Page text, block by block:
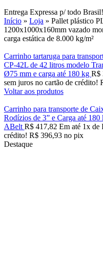
Entrega Expressa p/ todo Brasil!
Início » Loja » Pallet plástico
1200x1000x160mm vazado
carga estática de 8.000 kg/m²
Carrinho tartaruga para
CP-42L de 42 litros modelo
Ø75 mm e carga até 180 kg R$
sem juros no cartão de crédito!
Voltar aos produtos
Carrinho para transporte de
Rodízios de 3” e Carga até
ABelt R$ 417,82 Em até 1x de
crédito! R$ 396,93 no pix
Destaque